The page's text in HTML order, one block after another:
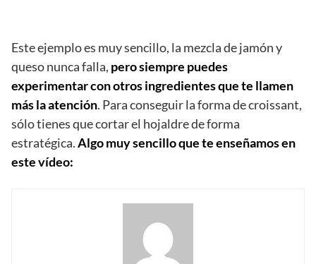
Este ejemplo es muy sencillo, la mezcla de jamón y
queso nunca falla, pero siempre puedes
experimentar con otros ingredientes que te llamen
más la atención. Para conseguir la forma de croissant,
sólo tienes que cortar el hojaldre de forma
estratégica.Algo muy sencillo que te enseñamos en
este vídeo: